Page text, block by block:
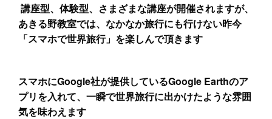
講座型、体験型、さまざまな講座が開催されますが、
あきる野教室では、なかなか旅行にも行けない昨今
「スマホで世界旅行」を楽しんで頂きます
スマホにGoogle社が提供しているGoogle Earthのア
プリを入れて、一瞬で世界旅行に出かけたような雰囲
気を味わえます